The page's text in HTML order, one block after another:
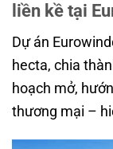
liền kề tại
Dự án
hecta, chia
hoạch mở,
thương mại –